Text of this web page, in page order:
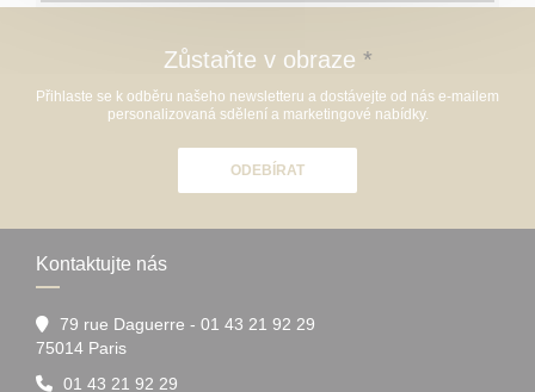
Zůstaňte v obraze *
Přihlaste se k odběru našeho newsletteru a dostávejte od nás e-mailem
personalizovaná sdělení a marketingové nabídky.
ODEBÍRAT
Kontaktujte nás
79 rue Daguerre - 01 43 21 92 29
75014 Paris((otevře se v novém okně))
01 43 21 92 29